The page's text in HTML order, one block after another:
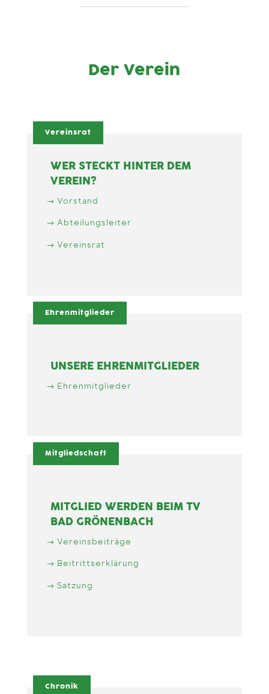
Der Verein
Vereinsrat
WER STECKT HINTER DEM
VEREIN?
Vorstand
Abteilungsleiter
Vereinsrat
Ehrenmitglieder
UNSERE EHRENMITGLIEDER
Ehrenmitglieder
Mitgliedschaft
MITGLIED WERDEN BEIM TV
BAD GRÖNENBACH
Vereinsbeiträge
Beitrittserklärung
Satzung
Chronik